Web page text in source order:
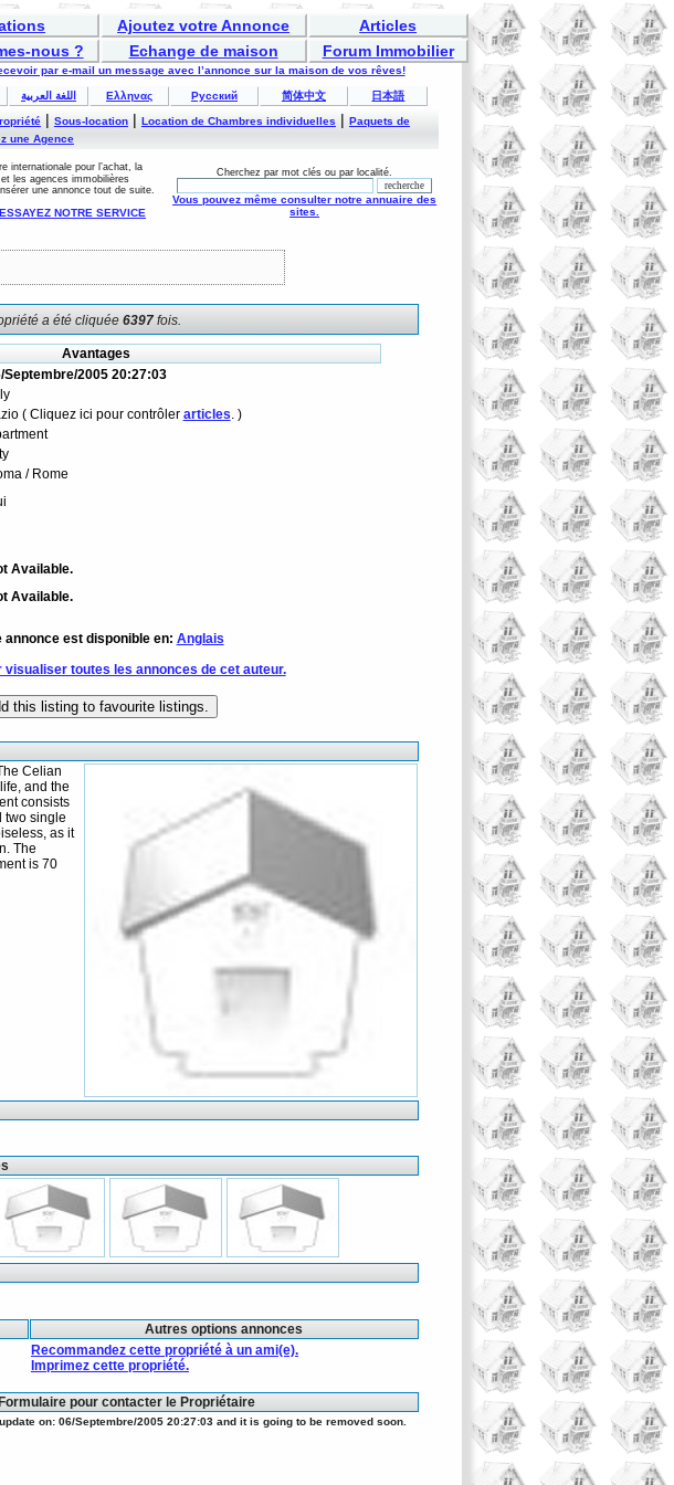
Ajoutez votre Annonce
Articles
nous ? Echange de maison Forum Immobilier
par e-mail un message avec l’annonce sur la maison de vos rêves!
اللغة العربية Ελληνας Русский 简体中文 日本語
| Sous-location| Location de Chambres individuelles| Paquets de
une Agence
internationale pour l’achat, la
les agences immobilières
une annonce tout de suite.
NOTRE SERVICE
Cherchez par mot clés ou par localité.
Vous pouvez même consulter notre annuaire des
sites.
a été cliquée6397 fois.
Avantages
Septembre/2005 20:27:03
( Cliquez ici pour contrôler articles. )
/ Rome
Available.
Available.
annonce est disponible en: Anglais
visualiser toutes les annonces de cet auteur.
Celian
and the
consists
two single
as it
The
is 70
Autres options annonces
Recommandez cette propriété à un ami(e).
Imprimez cette propriété.
Formulaire pour contacter le Propriétaire
on: 06/Septembre/2005 20:27:03 and it is going to be removed soon.